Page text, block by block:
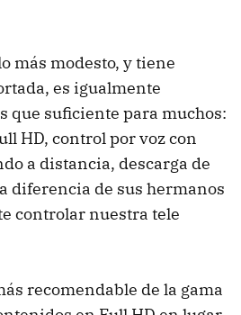
más modesto, y tiene
es igualmente
que suficiente para muchos:
HD, control por voz con
a distancia, descarga de
diferencia de sus hermanos
controlar nuestra tele
recomendable de la gama